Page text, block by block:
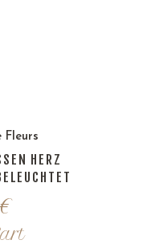
Fleurs
HERZ
€